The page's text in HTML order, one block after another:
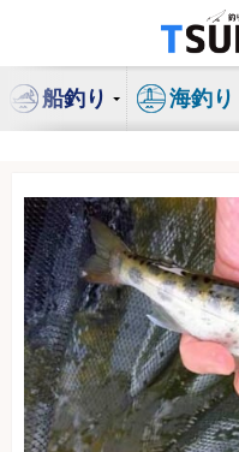
ン
船釣り 海釣り